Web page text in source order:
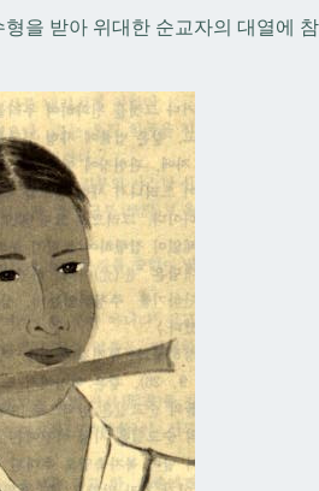
을 받아 위대한 순교자의 대열에